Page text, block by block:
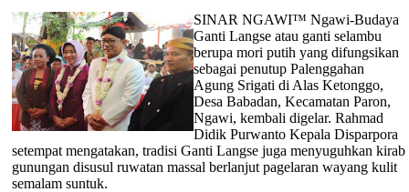
SINAR NGAWI™ Ngawi-Budaya
Ganti Langse atau ganti selambu
berupa mori putih yang difungsikan
sebagai penutup Palenggahan
Agung Srigati di Alas Ketonggo,
Desa Babadan, Kecamatan Paron,
Ngawi, kembali digelar. Rahmad
Didik Purwanto Kepala Disparpora
setempat mengatakan, tradisi Ganti Langse juga menyuguhkan kirab
gunungan disusul ruwatan massal berlanjut pagelaran wayang kulit
semalam suntuk.